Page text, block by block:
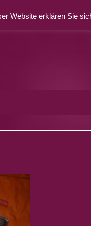
Website erklären Sie